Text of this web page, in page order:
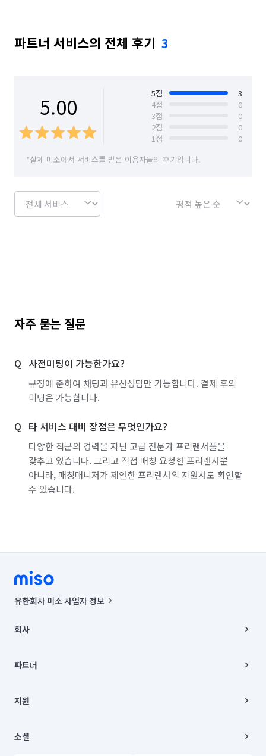
파트너 서비스의 전체 후기 3
5.00 5점
3
4점
0
3점
0
2점
0
1점
0
*실제 미소에서 서비스를 받은 이용자들의 후기입니다.
자주 묻는 질문
사전미팅이 가능한가요?
규정에 준하여 채팅과 유선상담만 가능합니다. 결제 후의
미팅은 가능합니다.
타 서비스 대비 장점은 무엇인가요?
다양한 직군의 경력을 지닌 고급 전문가 프리랜서풀을
갖추고 있습니다. 그리고 직접 매칭 요청한 프리랜서뿐
아니라, 매칭매니저가 제안한 프리랜서의 지원서도 확인할
수 있습니다.
유한회사 미소 사업자 정보
00019 |
주소 | 본사: 서울특별시 종로구 율곡로 6(중학동, 트윈트리빌딩) B동 5층
컨택센터 : 서울특별시 종로구 수송동 율곡로 24, 7층, 8층 미소
상품, 상품정보, 거래에 관한 의무와 책임은 거래당사자에게 있습니다.
언론 보도 관련 문의:
© 유한회사 미소. Miso, Inc. All Rights Reserved.
회사
채용
파트너
이사
지원
이용약관
소셜